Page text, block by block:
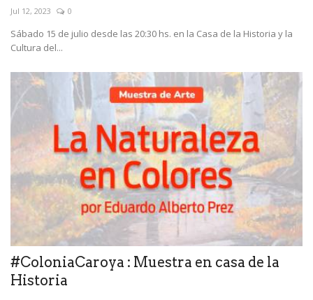
Jul 12, 2023 0
Sábado 15 de julio desde las 20:30 hs. en la Casa de la Historia y la
Cultura del...
#ColoniaCaroya : Muestra en casa de la
Historia